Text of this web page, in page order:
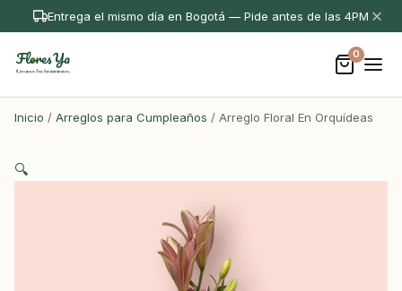
Entrega el mismo día en Bogotá — Pide antes de las 4PM
0
Inicio / Arreglos para Cumpleaños / Arreglo Floral En Orquídeas
🔍